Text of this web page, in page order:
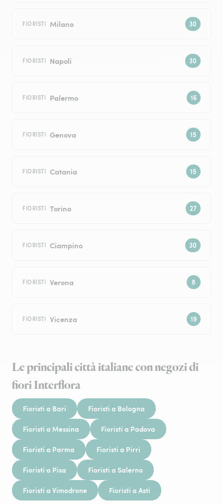
FIORISTI Milano
FIORISTI Napoli
FIORISTI Palermo
FIORISTI Genova
FIORISTI Catania
FIORISTI Torino
FIORISTI Ciampino
FIORISTI Verona
FIORISTI Vicenza
Le principali città italiane con negozi di
fiori Interflora
Fioristi a Bari Fioristi a Bologna
Fioristi a Messina Fioristi a Padova
Fioristi a Parma Fioristi a Pirri
Fioristi a Pisa Fioristi a Salerno
Fioristi a Vimodrone Fioristi a Asti